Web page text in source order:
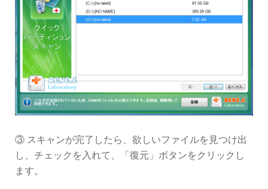
③ スキャンが完了したら、欲しいファイルを見つけ出
し、チェックを入れて、「復元」ボタンをクリックし
ます。